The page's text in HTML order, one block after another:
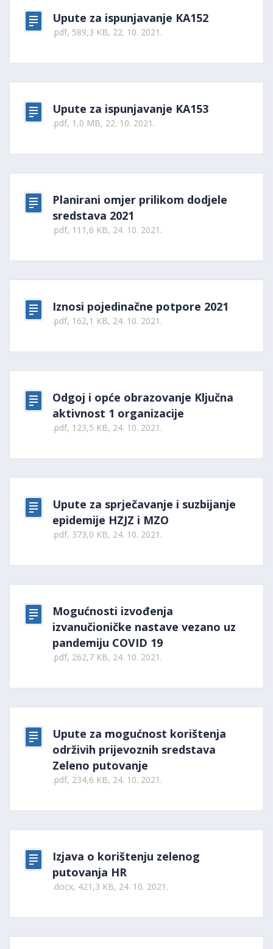
Upute za ispunjavanje KA152
.pdf, 589,3 KB, 22. 10. 2021.
Upute za ispunjavanje KA153
.pdf, 1,0 MB, 22. 10. 2021.
Planirani omjer prilikom dodjele
sredstava 2021
.pdf, 111,6 KB, 24. 10. 2021.
Iznosi pojedinačne potpore 2021
.pdf, 162,1 KB, 24. 10. 2021.
Odgoj i opće obrazovanje Ključna
aktivnost 1 organizacije
.pdf, 123,5 KB, 24. 10. 2021.
Upute za sprječavanje i suzbijanje
epidemije HZJZ i MZO
.pdf, 373,0 KB, 24. 10. 2021.
Mogućnosti izvođenja
izvanučioničke nastave vezano uz
pandemiju COVID 19
.pdf, 262,7 KB, 24. 10. 2021.
Upute za mogućnost korištenja
održivih prijevoznih sredstava
Zeleno putovanje
.pdf, 234,6 KB, 24. 10. 2021.
Izjava o korištenju zelenog
putovanja HR
.docx, 421,3 KB, 24. 10. 2021.